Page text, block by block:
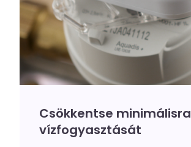
Csökkentse minimálisra
vízfogyasztását